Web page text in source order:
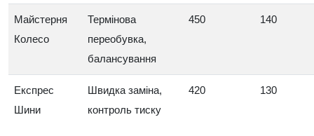
Майстерня
Колесо
Термінова
переобувка,
балансування
450 140
Експрес
Шини
Швидка заміна,
контроль тиску
420 130